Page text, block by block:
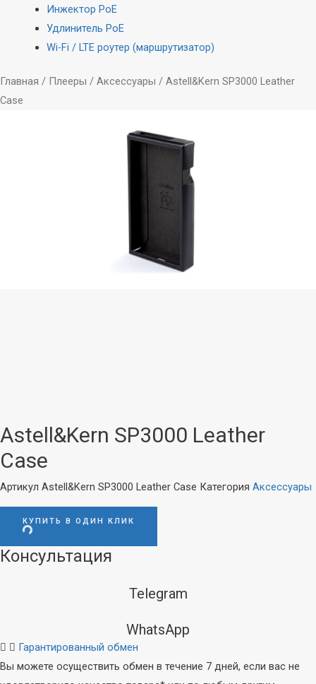
Инжектор PoE
Удлинитель PoE
Wi-Fi / LTE роутер (маршрутизатор)
Главная / Плееры / Аксессуары / Astell&Kern SP3000 Leather
Case
Astell&Kern SP3000 Leather
Case
Артикул Astell&Kern SP3000 Leather Case Категория Аксессуары
КУПИТЬ В ОДИН КЛИК
Консультация
Telegram
WhatsApp
Гарантированный обмен
Вы можете осуществить обмен в течение 7 дней, если вас не